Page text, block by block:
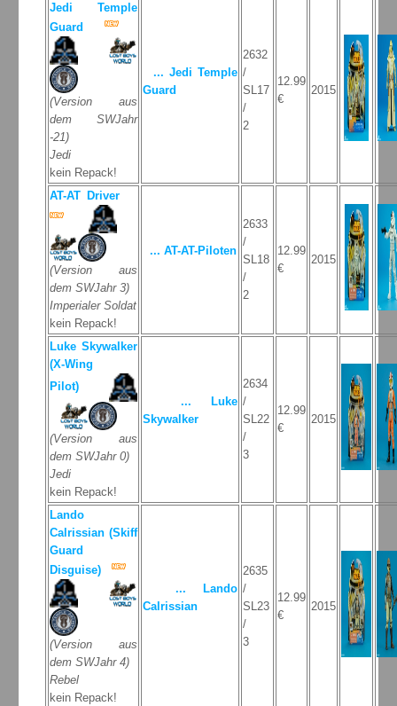
Jedi Temple
Guard
(Version aus
dem SWJahr
-21)
Jedi
kein Repack!
... Jedi Temple
Guard
2632
/
SL17
/
2
12.99
€
2015
AT-AT Driver
(Version aus
dem SWJahr 3)
Imperialer Soldat
kein Repack!
... AT-AT-Piloten
2633
/
SL18
/
2
12.99
€
2015
Luke Skywalker
(X-Wing
Pilot)
(Version aus
dem SWJahr 0)
Jedi
kein Repack!
... Luke
Skywalker
2634
/
SL22
/
3
12.99
€
2015
Lando
Calrissian (Skiff
Guard
Disguise)
(Version aus
dem SWJahr 4)
Rebel
kein Repack!
... Lando
Calrissian
2635
/
SL23
/
3
12.99
€
2015